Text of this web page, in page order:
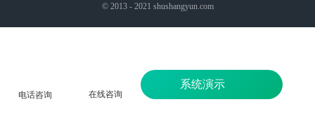
© 2013 - 2021 shushangyun.com
电话咨询 在线咨询
系统演示